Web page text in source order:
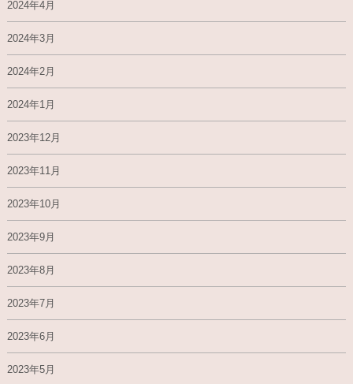
2024年4月
2024年3月
2024年2月
2024年1月
2023年12月
2023年11月
2023年10月
2023年9月
2023年8月
2023年7月
2023年6月
2023年5月